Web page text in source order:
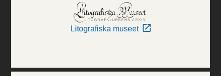
Litografiska museet